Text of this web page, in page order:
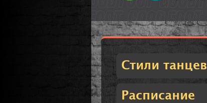
Стили танцев
Расписание